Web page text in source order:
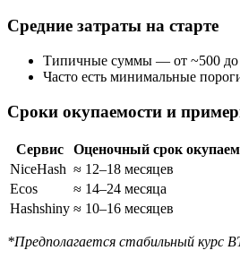
Средние затраты на старте
Типичные суммы — от ~500 до
Часто есть минимальные
Сроки окупаемости и
Сервис Оценочный срок
NiceHash ≈ 12–18 месяцев
Ecos
≈ 14–24 месяца
Hashshiny ≈ 10–16 месяцев
*Предполагается стабильный курс